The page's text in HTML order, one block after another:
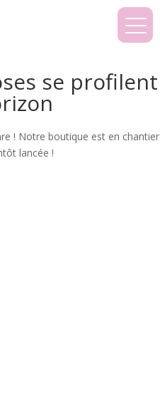
se profilent
! Notre boutique est en chantier
lancée !